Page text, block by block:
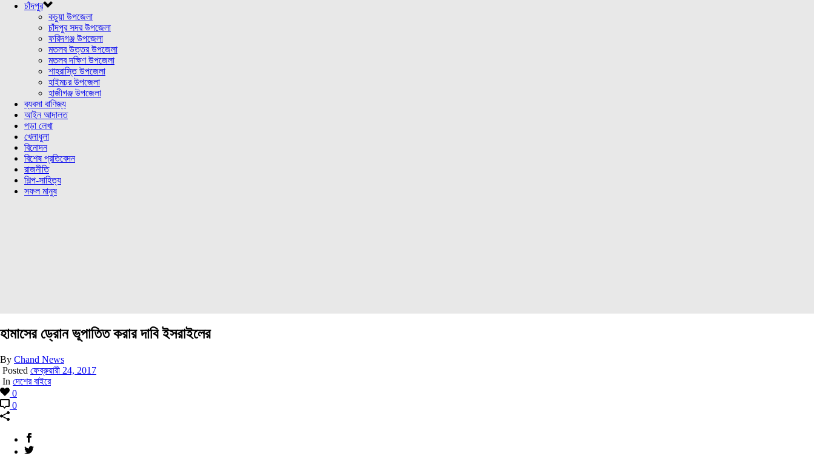
চাঁদপুর
কচুয়া উপজেলা
চাঁদপুর সদর উপজেলা
ফরিদগঞ্জ উপজেলা
মতলব উত্তর উপজেলা
মতলব দক্ষিণ উপজেলা
শাহরাস্তি উপজেলা
হাইমচর উপজেলা
হাজীগঞ্জ উপজেলা
ব্যবসা বাণিজ্য
আইন আদালত
পড়া লেখা
খেলাধুলা
বিনোদন
বিশেষ প্রতিবেদন
রাজনীতি
শিল্প-সাহিত্য
সফল মানুষ
হামাসের ড্রোন ভূপাতিত করার দাবি ইসরাইলের
By Chand News
Posted ফেব্রুয়ারী 24, 2017
In দেশের বাইরে
0
0